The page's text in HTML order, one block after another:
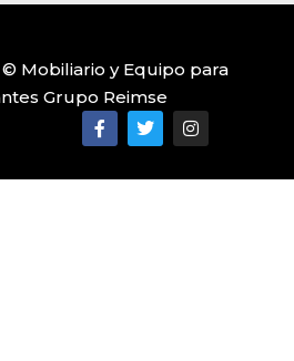
Mobiliario y Equipo para
Grupo Reimse